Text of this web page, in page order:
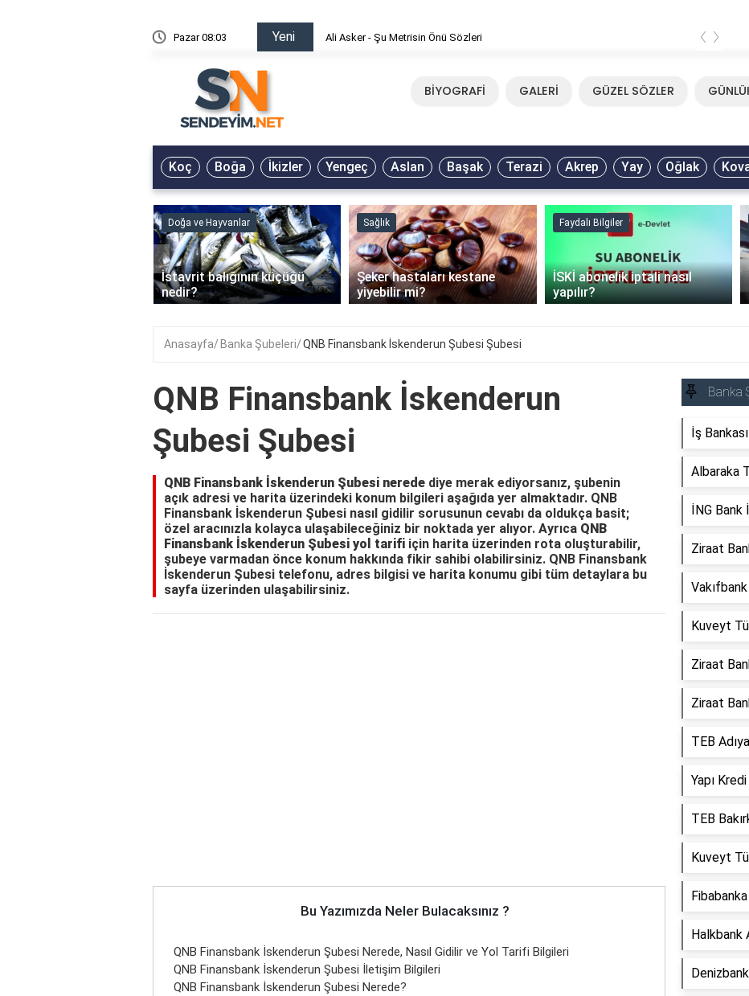
Pazar 08:03 Yeni Ali Asker - Şu Metrisin Önü Sözleri ‹ ›
BİYOGRAFİ GALERİ GÜZEL SÖZLER
Koç Boğa İkizler Yengeç Aslan Başak Terazi Akrep Yay Oğlak
Doğa ve Hayvanlar
İstavrit balığının küçüğü
nedir?
Sağlık
Şeker hastaları kestane
yiyebilir mi?
Faydalı Bilgiler
İSKİ abonelik iptali nasıl
yapılır?
‹
Anasayfa Banka Şubeleri QNB Finansbank İskenderun Şubesi Şubesi
QNB Finansbank İskenderun
Şubesi Şubesi
QNB Finansbank İskenderun Şubesi nerede diye merak ediyorsanız, şubenin
açık adresi ve harita üzerindeki konum bilgileri aşağıda yer almaktadır. QNB
Finansbank İskenderun Şubesi nasıl gidilir sorusunun cevabı da oldukça basit;
özel aracınızla kolayca ulaşabileceğiniz bir noktada yer alıyor. Ayrıca QNB
Finansbank İskenderun Şubesi yol tarifi için harita üzerinden rota oluşturabilir,
şubeye varmadan önce konum hakkında fikir sahibi olabilirsiniz. QNB Finansbank
İskenderun Şubesi telefonu, adres bilgisi ve harita konumu gibi tüm detaylara bu
sayfa üzerinden ulaşabilirsiniz.
Bu Yazımızda Neler Bulacaksınız ?
QNB Finansbank İskenderun Şubesi Nerede, Nasıl Gidilir ve Yol Tarifi Bilgileri
QNB Finansbank İskenderun Şubesi İletişim Bilgileri
QNB Finansbank İskenderun Şubesi Nerede?
Banka
İş
Albaraka
İNG
Ziraat
Kuveyt
Ziraat
Ziraat
TEB
Yapı
TEB
Kuveyt
Halkbank